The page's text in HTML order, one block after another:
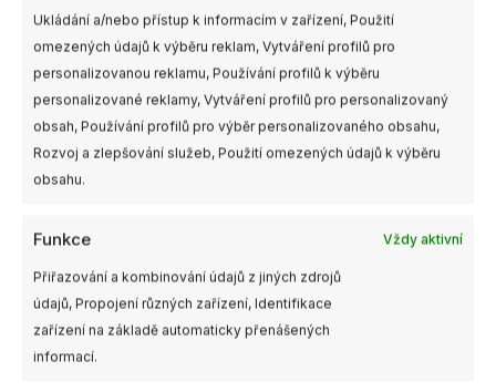
Ukládání a/nebo přístup k informacím v zařízení, Použití
omezených údajů k výběru reklam, Vytváření profilů pro
personalizovanou reklamu, Používání profilů k výběru
personalizované reklamy, Vytváření profilů pro personalizovaný
obsah, Používání profilů pro výběr personalizovaného obsahu,
Rozvoj a zlepšování služeb, Použití omezených údajů k výběru
obsahu.
Funkce Vždy aktivní
Přiřazování a kombinování údajů z jiných zdrojů
údajů, Propojení různých zařízení, Identifikace
zařízení na základě automaticky přenášených
informací.
Není skladem
Li-Ion EVE INR18650-35V
98,00Kč s DPH
NENÍ SKLADEM
Dostupnost: Skladem
více než 4ks
49,00Kč